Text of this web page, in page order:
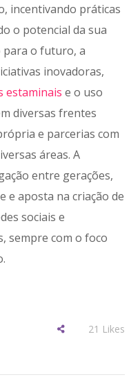
incentivando práticas
o potencial da sua
para o futuro, a
inovadoras,
estaminais e o uso
diversas frentes
e parcerias com
áreas. A
entre gerações,
e aposta na criação de
sociais e
sempre com o foco
21 Likes